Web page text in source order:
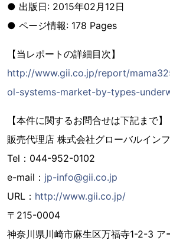
● 出版日: 2015年02月12日
● ページ情報: 178 Pages
【当レポートの詳細目次】
http://www.gii.co.jp/report/
ol-systems-market-by-types-
【本件に関するお問合せは下記まで】
販売代理店 株式会社グローバルイン
Tel：044-952-0102
e-mail： jp-info@gii.co.jp
URL： http://www.gii.co.jp/
〒215-0004
神奈川県川崎市麻生区万福寺1-2-3 ア